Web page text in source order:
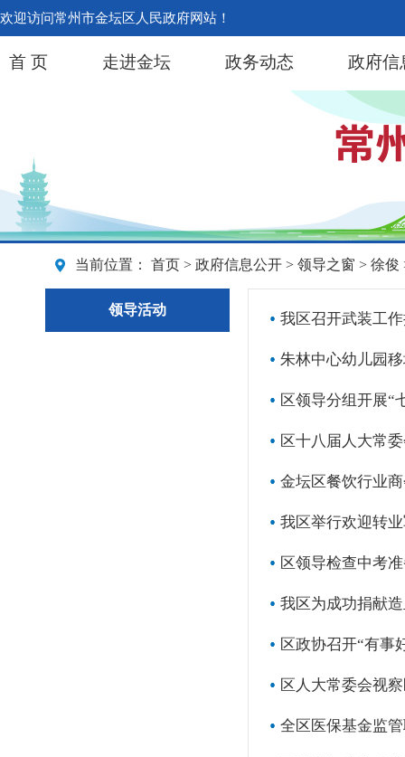
欢迎访问常州市金坛区人民政府网站！
首 页 走进金坛 政务动态 政府信
当前位置： 首页 > 政府信息公开 > 领导之窗 > 徐俊
领导活动
我区召开武装工
朱林中心幼儿园
区领导分组开展“
区十八届人大常
金坛区餐饮行业
我区举行欢迎转
区领导检查中考
我区为成功捐献
区政协召开“有事
区人大常委会视
全区医保基金监